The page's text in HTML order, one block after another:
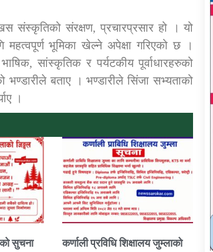
संस्कृतिको संरक्षण, प्रचारप्रसार हो । यो
भूमिका खेल्ने अपेक्षा गरिएको छ ।
सांस्कृतिक र पर्यटकीय पूर्वाधारहरुको
बताए । भण्डारीले सिंजा सभ्यताको
।
सुचना
कर्णाली प्रविधि शिक्षालय जुम्लाको